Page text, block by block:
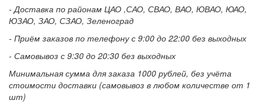
- Доставка по районам ЦАО ,САО, СВАО, ВАО, ЮВАО, ЮАО,
ЮЗАО, ЗАО, СЗАО, Зеленоград
- Приём заказов по телефону с 9:00 до 22:00 без выходных
- Самовывоз с 9:30 до 20:30 без выходных
Минимальная сумма для заказа 1000 рублей, без учёта
стоимости доставки (самовывоз в любом количестве от 1
шт)